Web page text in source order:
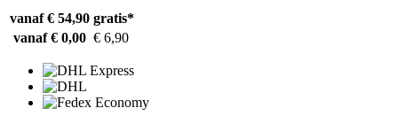
vanaf € 54,90 gratis*
vanaf € 0,00 € 6,90